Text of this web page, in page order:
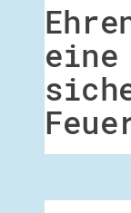
eine